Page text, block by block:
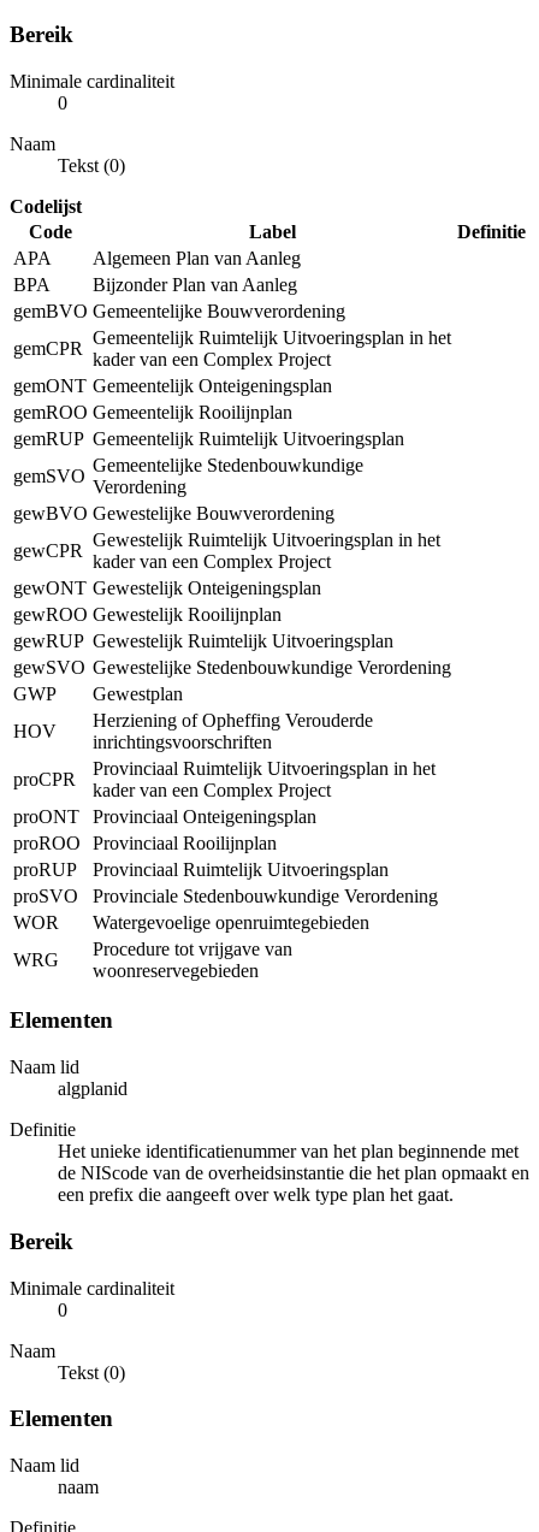
Bereik
Minimale cardinaliteit
0
Naam
Tekst (0)
Codelijst
Code
Label
Definitie
APA
Algemeen Plan van Aanleg
BPA
Bijzonder Plan van Aanleg
gemBVO Gemeentelijke Bouwverordening
gemCPR
Gemeentelijk Ruimtelijk Uitvoeringsplan in het
kader van een Complex Project
gemONT Gemeentelijk Onteigeningsplan
gemROO Gemeentelijk Rooilijnplan
gemRUP Gemeentelijk Ruimtelijk Uitvoeringsplan
gemSVO
Gemeentelijke Stedenbouwkundige
Verordening
gewBVO Gewestelijke Bouwverordening
gewCPR
Gewestelijk Ruimtelijk Uitvoeringsplan in het
kader van een Complex Project
gewONT Gewestelijk Onteigeningsplan
gewROO Gewestelijk Rooilijnplan
gewRUP Gewestelijk Ruimtelijk Uitvoeringsplan
gewSVO Gewestelijke Stedenbouwkundige Verordening
GWP
Gewestplan
HOV
Herziening of Opheffing Verouderde
inrichtingsvoorschriften
proCPR
Provinciaal Ruimtelijk Uitvoeringsplan in het
kader van een Complex Project
proONT
Provinciaal Onteigeningsplan
proROO
Provinciaal Rooilijnplan
proRUP
Provinciaal Ruimtelijk Uitvoeringsplan
proSVO
Provinciale Stedenbouwkundige Verordening
WOR
Watergevoelige openruimtegebieden
WRG
Procedure tot vrijgave van
woonreservegebieden
Elementen
Naam lid
algplanid
Definitie
Het unieke identificatienummer van het plan beginnende met
de NIScode van de overheidsinstantie die het plan opmaakt en
een prefix die aangeeft over welk type plan het gaat.
Bereik
Minimale cardinaliteit
0
Naam
Tekst (0)
Elementen
Naam lid
naam
Definitie